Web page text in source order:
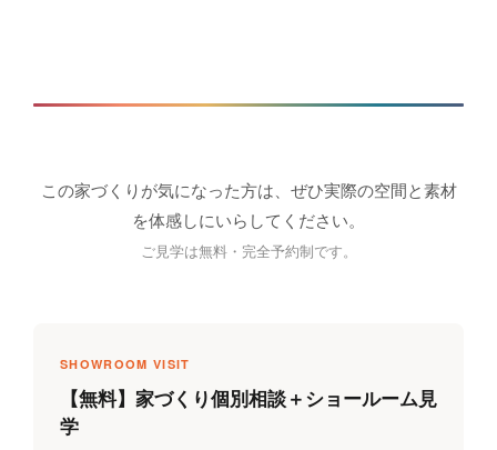
この家づくりが気になった方は、ぜひ実際の空間と素材
を体感しにいらしてください。
ご見学は無料・完全予約制です。
SHOWROOM VISIT
【無料】家づくり個別相談＋ショールーム見
学